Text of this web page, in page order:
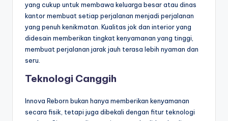
yang cukup untuk membawa keluarga besar atau dinas
kantor membuat setiap perjalanan menjadi perjalanan
yang penuh kenikmatan. Kualitas jok dan interior yang
didesain memberikan tingkat kenyamanan yang tinggi,
membuat perjalanan jarak jauh terasa lebih nyaman dan
seru.
Teknologi Canggih
Innova Reborn bukan hanya memberikan kenyamanan
secara fisik, tetapi juga dibekali dengan fitur teknologi